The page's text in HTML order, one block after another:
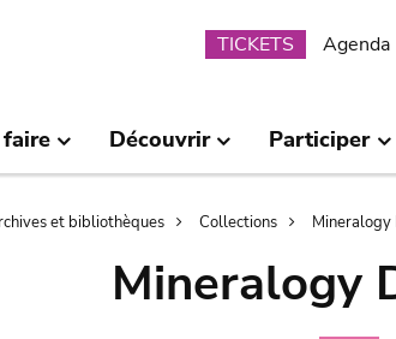
Submenu
TICKETS Agenda
Découvrir Participer
et bibliothèques Collections Mineralogy
Mineralogy